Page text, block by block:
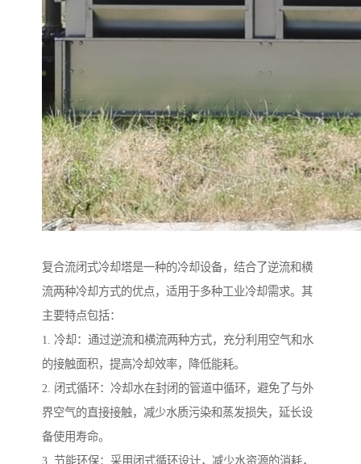
复合流闭式冷却塔是一种的冷却设备，结合了逆流和横
流两种冷却方式的优点，适用于多种工业冷却需求。其
主要特点包括：
1. 冷却：通过逆流和横流两种方式，充分利用空气和水
的接触面积，提高冷却效率，降低能耗。
2. 闭式循环：冷却水在封闭的管道中循环，避免了与外
界空气的直接接触，减少水质污染和蒸发损失，延长设
备使用寿命。
3. 节能环保：采用闭式循环设计，减少水资源的消耗，